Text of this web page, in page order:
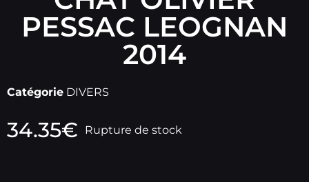
PESSAC LEOGNAN
2014
Catégorie DIVERS
34.35€ Rupture de stock